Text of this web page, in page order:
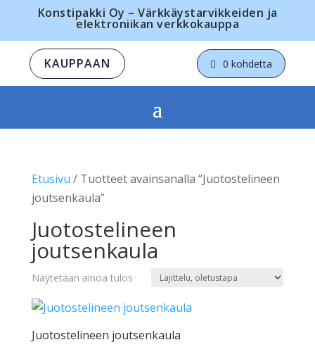
Konstipakki Oy – Värkkäystarvikkeiden ja
elektroniikan verkkokauppa
KAUPPAAN 0 kohdetta
Etusivu / Tuotteet avainsanalla “Juotostelineen
joutsenkaula”
Juotostelineen
joutsenkaula
Näytetään ainoa tulos
Juotostelineen joutsenkaula